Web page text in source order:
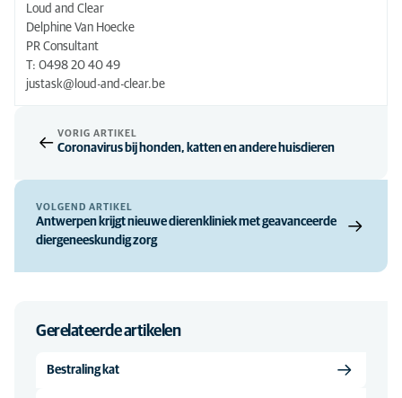
Loud and Clear
Delphine Van Hoecke
PR Consultant
T: 0498 20 40 49
justask@loud-and-clear.be
VORIG ARTIKEL
Coronavirus bij honden, katten en andere huisdieren
VOLGEND ARTIKEL
Antwerpen krijgt nieuwe dierenkliniek met geavanceerde
diergeneeskundig zorg
Gerelateerde artikelen
Bestraling kat